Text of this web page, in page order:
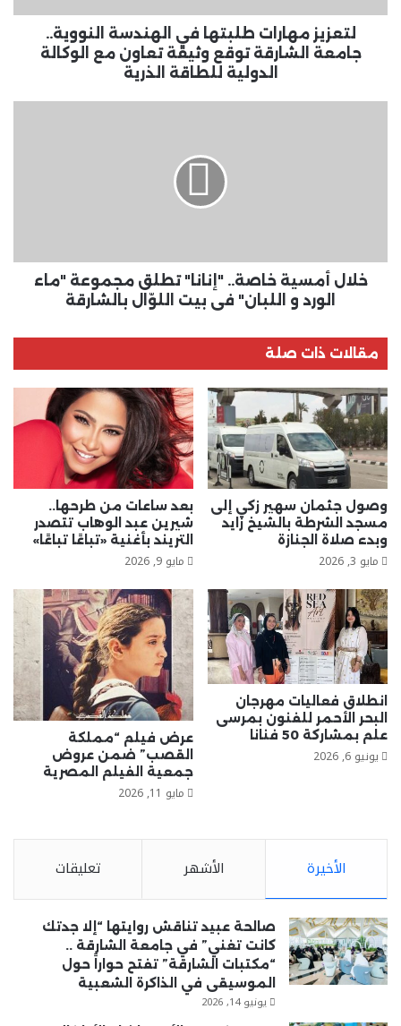
توقع
تعاون
الدولية
لتعزيز مهارات طلبتها في الهندسة النووية..
جامعة الشارقة توقع وثيقة تعاون مع الوكالة
الدولية للطاقة الذرية
و
اللبان"
اللوّال
بالشارقة
خلال أمسية خاصة.. "إنانا" تطلق مجموعة "ماء
الورد و اللبان" في بيت اللوّال بالشارقة
مقالات ذات صلة
وصول جثمان سهير زكي إلى
مسجد الشرطة بالشيخ زايد
وبدء صلاة الجنازة
مايو 3, 2026
بعد ساعات من طرحها..
شيرين عبد الوهاب تتصدر
التريند بأغنية «تباعًا تباعًا»
مايو 9, 2026
انطلاق فعاليات مهرجان
البحر الأحمر للفنون بمرسى
علم بمشاركة 50 فنانا
يونيو 6, 2026
عرض فيلم “مملكة
القصب” ضمن عروض
جمعية الفيلم المصرية
مايو 11, 2026
الأخيرة الأشهر تعليقات
صالحة عبيد تناقش روايتها “إلا جدتك
كانت تغني” في جامعة الشارقة ..
“مكتبات الشارقة” تفتح حواراً حول
الموسيقى في الذاكرة الشعبية
يونيو 14, 2026